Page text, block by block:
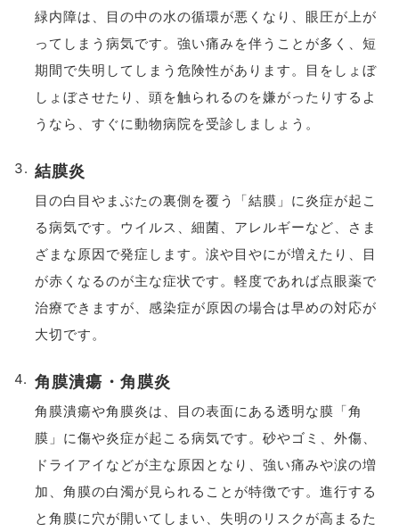
緑内障は、目の中の水の循環が悪くなり、眼圧が上が
ってしまう病気です。強い痛みを伴うことが多く、短
期間で失明してしまう危険性があります。目をしょぼ
しょぼさせたり、頭を触られるのを嫌がったりするよ
うなら、すぐに動物病院を受診しましょう。
結膜炎
目の白目やまぶたの裏側を覆う「結膜」に炎症が起こ
る病気です。ウイルス、細菌、アレルギーなど、さま
ざまな原因で発症します。涙や目やにが増えたり、目
が赤くなるのが主な症状です。軽度であれば点眼薬で
治療できますが、感染症が原因の場合は早めの対応が
大切です。
角膜潰瘍・角膜炎
角膜潰瘍や角膜炎は、目の表面にある透明な膜「角
膜」に傷や炎症が起こる病気です。砂やゴミ、外傷、
ドライアイなどが主な原因となり、強い痛みや涙の増
加、角膜の白濁が見られることが特徴です。進行する
と角膜に穴が開いてしまい、失明のリスクが高まるた